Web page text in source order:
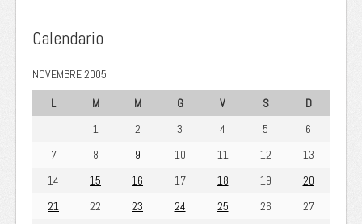
Calendario
NOVEMBRE 2005
L
M M G V S
D
1
2 3 4 5
6
7
8 9 10 11 12
13
14
15 16 17 18 19
20
21
22 23 24 25 26
27